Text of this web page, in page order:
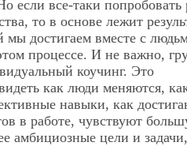
если все-таки попробовать
то в основе лежит
мы достигаем вместе с
процессе. И не важно,
коучинг. Это
как люди меняются,
навыки, как
в работе, чувствуют
амбициозные цели и